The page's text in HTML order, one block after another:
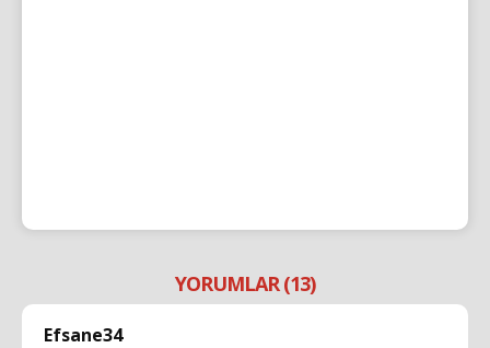
YORUMLAR (13)
Efsane34